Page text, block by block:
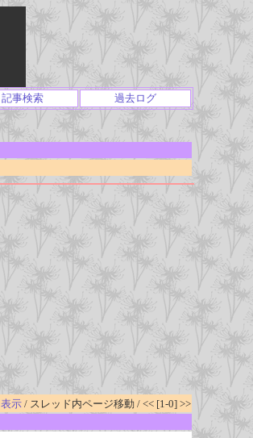
記事検索 過去ログ
示/ スレッド内ページ移動 / << [1-0] >>